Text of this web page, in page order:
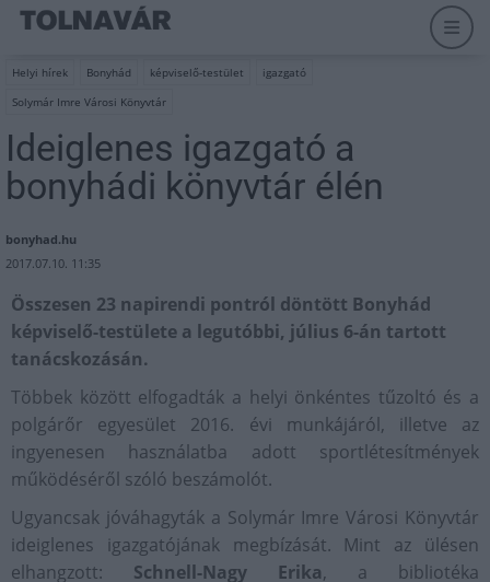
Helyi hírek Bonyhád képviselő-testület
igazgató
Solymár Imre Városi Könyvtár
Ideiglenes igazgató a
bonyhádi könyvtár élén
bonyhad.hu
2017.07.10. 11:35
Összesen 23 napirendi pontról döntött Bonyhád
képviselő-testülete a legutóbbi, július 6-án tartott
tanácskozásán.
Többek között elfogadták a helyi önkéntes tűzoltó és a
polgárőr egyesület 2016. évi munkájáról, illetve az
ingyenesen használatba adott sportlétesítmények
működéséről szóló beszámolót.
Ugyancsak jóváhagyták a Solymár Imre Városi Könyvtár
ideiglenes igazgatójának megbízását. Mint az ülésen
elhangzott: Schnell-Nagy Erika, a bibliotéka